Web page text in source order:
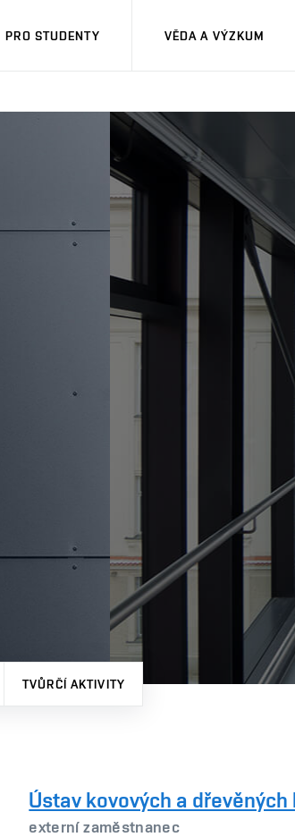
PRO STUDENTY VĚDA A VÝZKUM
TVŮRČÍ AKTIVITY
Ústav kovových a
externí zaměstnanec